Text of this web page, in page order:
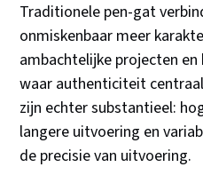
Traditionele pen-gat
onmiskenbaar meer
ambachtelijke projecten
waar authenticiteit
zijn echter substantieel:
langere uitvoering en
de precisie van uitvoering.